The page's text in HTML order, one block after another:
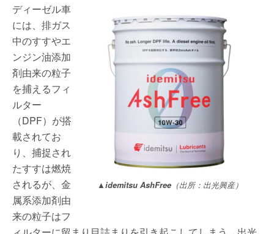
▲idemitsu AshFree （出所：出光興産）
ディーゼル車
には、排ガス
中のすすやエ
ンジン油添加
剤由来の粒子
を捕えるフィ
ルター
（DPF）が搭
載されてお
り、捕捉され
たすすは燃焼
されるが、金
属系添加剤由
来の粒子はフ